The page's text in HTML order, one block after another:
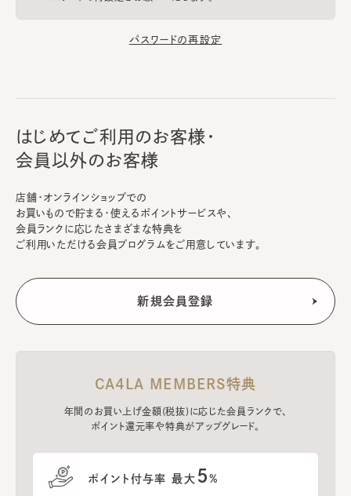
パスワードの再設定
はじめてご利用のお客様・
会員以外のお客様
店舗・オンラインショップでの
お買いもので貯まる・使えるポイントサービスや、
会員ランクに応じたさまざまな特典を
ご利用いただける会員プログラムをご用意しています。
CA4LA MEMBERS特典
年間のお買い上げ金額(税抜)に応じた会員ランクで、
ポイント還元率や特典がアップグレード。
ポイント付与率 最大 5%